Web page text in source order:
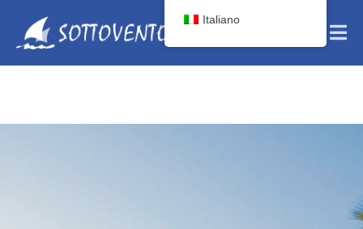
Italiano